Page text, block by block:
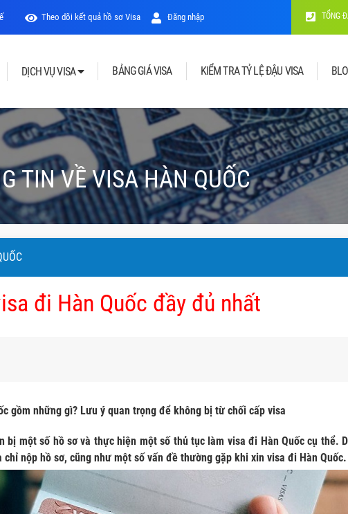
Theo dõi kết quả hồ sơ Visa Đăng nhập TỔNG
DỊCH VỤ VISA BẢNG GIÁ VISA KIỂM TRA TỶ LỆ ĐẬU VISA
TIN VỀ VISA HÀN QUỐC
đi Hàn Quốc đầy đủ nhất
gồm những gì? Lưu ý quan trọng để không bị từ chối cấp visa
bị một số hồ sơ và thực hiện một số thủ tục làm visa đi Hàn Quốc cụ thể.
nộp hồ sơ, cũng như một số vấn đề thường gặp khi xin visa đi Hàn Quốc.